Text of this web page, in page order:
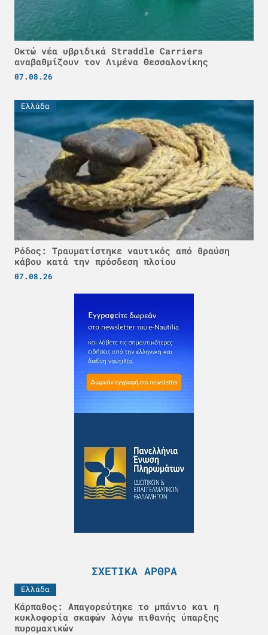
Οκτώ νέα υβριδικά Straddle Carriers
αναβαθμίζουν τον Λιμένα Θεσσαλονίκης
07.08.26
Ελλάδα
Ρόδος: Τραυματίστηκε ναυτικός από θραύση
κάβου κατά την πρόσδεση πλοίου
07.08.26
ΣΧΕΤΙΚΆ ΆΡΘΡΑ
Ελλάδα
Κάρπαθος: Απαγορεύτηκε το μπάνιο και η
κυκλοφορία σκαφών λόγω πιθανής ύπαρξης
πυρομαχικών